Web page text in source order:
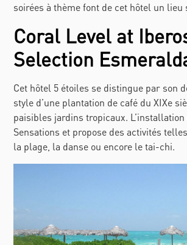
soirées à thème font de cet hôtel un lieu
Coral Level at
Selection
Cet hôtel 5 étoiles se distingue par son
style d’une plantation de café du XIXe
paisibles jardins tropicaux. L’installation
Sensations et propose des activités
la plage, la danse ou encore le tai-chi.